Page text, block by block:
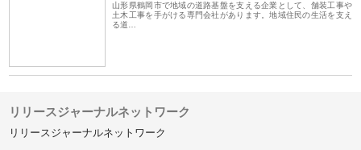
山形県鶴岡市で地域の道路基盤を支える企業として、舗装工事や
土木工事を手がける専門会社があります。地域住民の生活を支え
る道…
リリースジャーナルネットワーク
リリースジャーナルネットワーク